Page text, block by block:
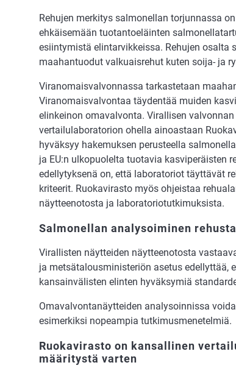
Rehujen merkitys salmonellan torjunnassa
ehkäisemään tuotantoeläinten
esiintymistä elintarvikkeissa. Rehujen
maahantuodut valkuaisrehut kuten soija- ja
Viranomaisvalvonnassa tarkastetaan
Viranomaisvalvontaa täydentää muiden
elinkeinon omavalvonta. Virallisen
vertailulaboratorion ohella ainoastaan
hyväksyy hakemuksen perusteella
ja EU:n ulkopuolelta tuotavia kasviperäisten
edellytyksenä on, että laboratoriot täyttävät
kriteerit. Ruokavirasto myös ohjeistaa
näytteenotosta ja laboratoriotutkimuksista.
Salmonellan analysoiminen rehusta
Virallisten näytteiden näytteenotosta
ja metsätalousministeriön asetus edellyttää,
kansainvälisten elinten hyväksymiä
Omavalvontanäytteiden analysoinnissa
esimerkiksi nopeampia tutkimusmenetelmiä.
Ruokavirasto on kansallinen
määritystä varten